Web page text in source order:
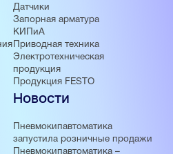
Датчики
Запорная арматура
КИПиА
Приводная техника
Электротехническая
продукция
Продукция FESTO
Новости
Пневмокипавтоматика
запустила розничные продажи
Пневмокипавтоматика –